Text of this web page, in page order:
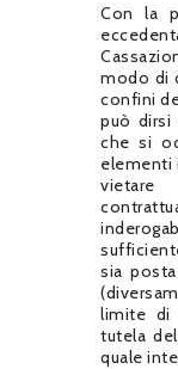
Con la
modo di
confini
può dirsi
che si
elementi
vietare
sia
limite di
tutela
quale